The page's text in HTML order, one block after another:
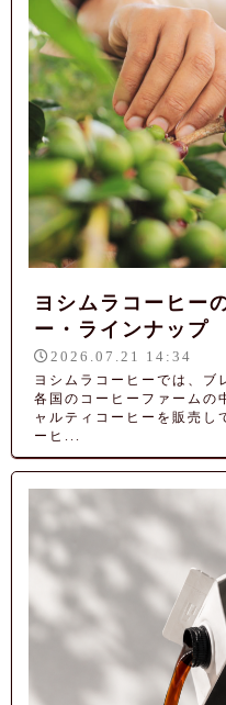
ヨシムラコーヒー
ー・ラインナップ
2026.07.21 14:34
ヨシムラコーヒーでは、ブ
各国のコーヒーファームの
ャルティコーヒーを販売
ーヒ...